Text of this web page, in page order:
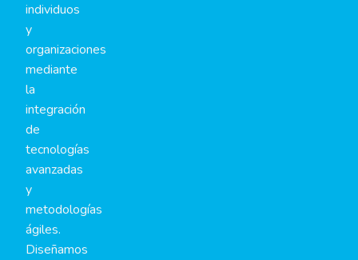
individuos
y
organizaciones
mediante
la
integración
de
tecnologías
avanzadas
y
metodologías
ágiles.
Diseñamos